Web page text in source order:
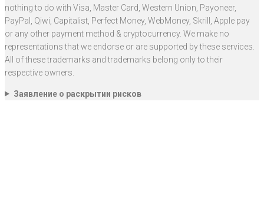
nothing to do with Visa, Master Card, Western Union, Payoneer,
PayPal, Qiwi, Capitalist, Perfect Money, WebMoney, Skrill, Apple pay
or any other payment method & cryptocurrency. We make no
representations that we endorse or are supported by these services.
All of these trademarks and trademarks belong only to their
respective owners.
Заявление о раскрытии рисков